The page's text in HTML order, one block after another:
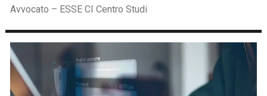
Avvocato – ESSE CI Centro Studi